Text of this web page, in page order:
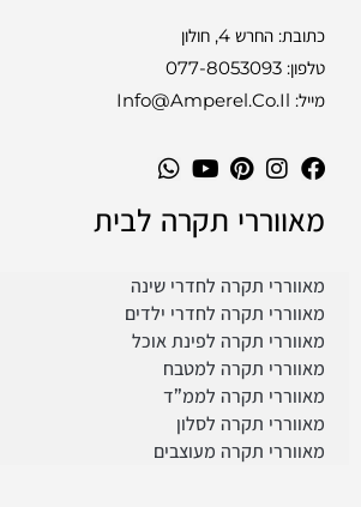
כתובת: החרש 4, חולון
טלפון: 077-8053093
מייל: Info@amperel.co.il
מאווררי תקרה לבית
מאווררי תקרה לחדרי שינה
מאווררי תקרה לחדרי ילדים
מאווררי תקרה לפינת אוכל
מאווררי תקרה למטבח
מאווררי תקרה לממ”ד
מאווררי תקרה לסלון
מאווררי תקרה מעוצבים